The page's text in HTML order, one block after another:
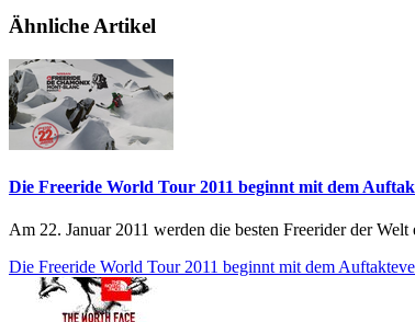
Ähnliche Artikel
Die Freeride World Tour 2011 beginnt mit dem
Am 22. Januar 2011 werden die besten Freerider der
Die Freeride World Tour 2011 beginnt mit dem